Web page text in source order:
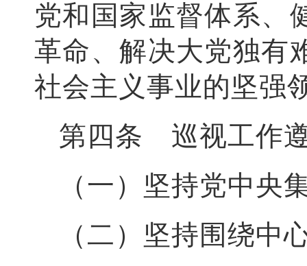
党和国家监督体系、
革命、解决大党独有
社会主义事业的坚强
第四条 巡视工作
（一）坚持党中央
（二）坚持围绕中